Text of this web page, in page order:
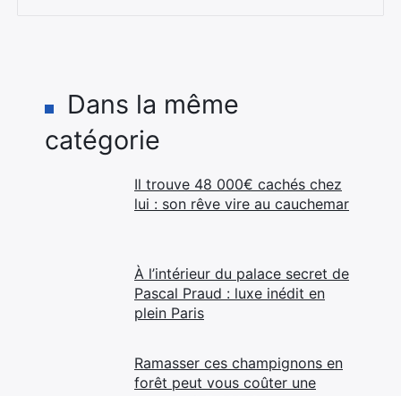
Dans la même
catégorie
Il trouve 48 000€ cachés chez
lui : son rêve vire au cauchemar
À l’intérieur du palace secret de
Pascal Praud : luxe inédit en
plein Paris
Ramasser ces champignons en
forêt peut vous coûter une